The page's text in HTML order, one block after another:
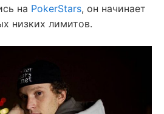
на PokerStars, он начинает
низких лимитов.